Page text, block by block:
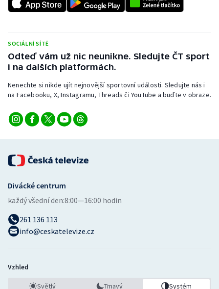
Rychlostní kanoistika
Sportovní střelba
Triatlon
Veslování
SOCIÁLNÍ SÍTĚ
Odteď vám už nic neunikne. Sledujte ČT sport
i na dalších platformách.
Nenechte si nikde ujít nejnovější sportovní události. Sledujte nás i
na Facebooku, X, Instagramu, Threads či YouTube a buďte v obraze.
Divácké centrum
každý všední den:8:00—16:00 hodin
261 136 113
info@ceskatelevize.cz
Vzhled
Světlý Tmavý Systém